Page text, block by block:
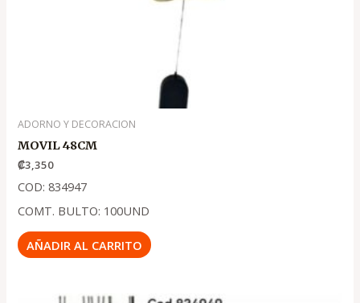
ADORNO Y DECORACION
MOVIL 48CM
₡3,350
COD: 834947
COMT. BULTO: 100UND
AÑADIR AL CARRITO